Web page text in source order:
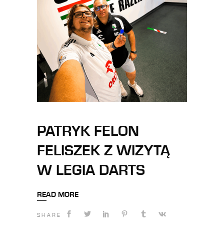
PATRYK FELON
FELISZEK Z WIZYTĄ
W LEGIA DARTS
READ MORE
SHARE